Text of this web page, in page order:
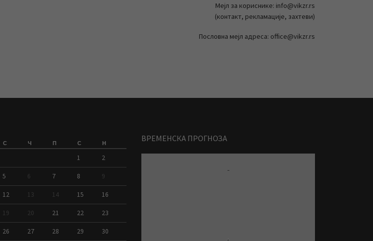
Мејл за кориснике: info@vikzr.rs
(контакт, рекламације, захтеви)
Пословна мејл адреса: office@vikzr.rs
С Ч П С Н
1 2
5 6 7 8 9
12 13 14 15 16
19 20 21 22 23
26 27 28 29 30
ВРЕМЕНСКА ПРОГНОЗА
-